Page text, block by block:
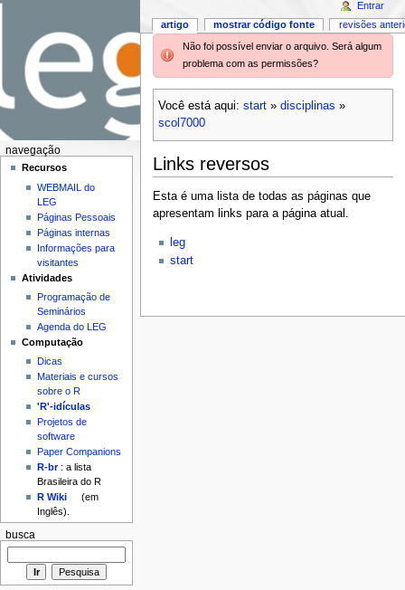
Não foi possível enviar o arquivo. Será algum
problema com as permissões?
Você está aqui: start» disciplinas »
scol7000
Links reversos
Esta é uma lista de todas as páginas que
apresentam links para a página atual.
leg
start
artigo mostrar código fonte revisões
Entrar
navegação
Recursos
WEBMAIL do
LEG
Páginas Pessoais
Páginas internas
Informações para
visitantes
Atividades
Programação de
Seminários
Agenda do LEG
Computação
Dicas
Materiais e cursos
sobre o R
'R'-idículas
Projetos de
software
Paper Companions
R-br: a lista
Brasileira do R
R Wiki
(em
Inglês).
busca